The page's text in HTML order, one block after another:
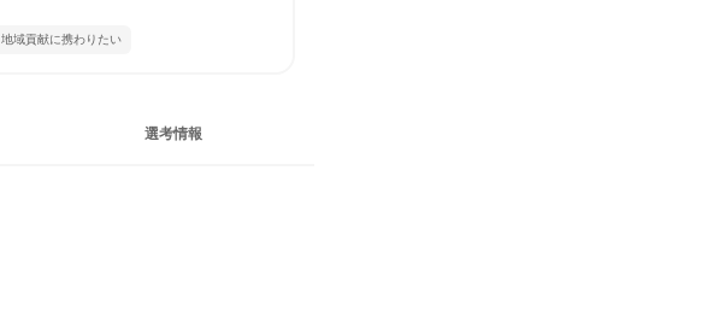
地域貢献に携わりたい
選考情報